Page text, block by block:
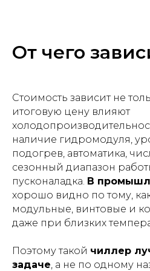
От чего
Стоимость зависит не
итоговую цену влияют
наличие гидромодуля,
подогрев, автоматика,
сезонный диапазон
пусконаладка. В
хорошо видно по тому,
модульные, винтовые и
даже при близких
Поэтому такой чиллер
задаче , а не по одному